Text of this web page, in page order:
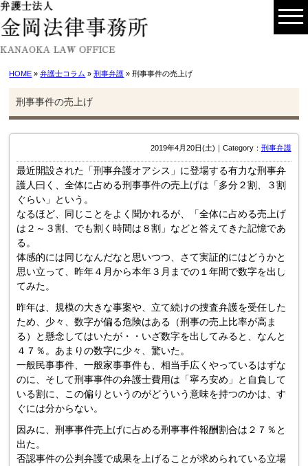
HOME »弁護士コラム »刑事弁護 » 刑事事件の売上げ
刑事事件の売上げ
2019年4月20日(土)｜Category： 刑事弁護
最近開設された「刑事弁護オアシス」に登場する有力な刑事弁
護人曰く、全体に占める刑事事件の売上げは「多分２割、３割
ぐらい」という。
なるほど、同じことをよく聞かれるが、「全体に占める売上げ
は２～３割、でも割く時間は８割」などと答えてきた記憶であ
る。
体感的には同じなんだなと思いつつ、さて実証的にはどうかと
思い立って、昨年４月から本年３月までの１年間で数字を出し
てみた。
昨年は、規模の大きな事案や、立て続けの捜査弁護を受任した
ため、少々、数字が偏る危険はある（刑事の売上比率が高ま
る）と懸念してはいたが・・いざ数字を出してみると、なんと
４７％。あまりの数字に少々、驚いた。
一般民事事件、一般家事事件も、相当手広くやっているはずな
のに、そして刑事事件の弁護士費用は「寧ろ安め」と自負して
いる割に、この偏りというのがどういう意味を持つのかは、す
ぐには分からない。
因みに、刑事事件売上げに占める刑事事件報酬割合は２７％と
出た。
否認事件の公判弁護で成果を上げることが求められている立場